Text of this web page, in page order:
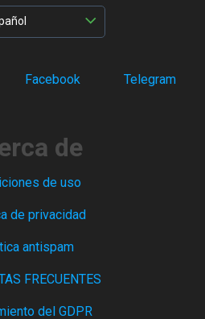
Facebook Telegram
de
de uso
de privacidad
antispam
FRECUENTES
del GDPR